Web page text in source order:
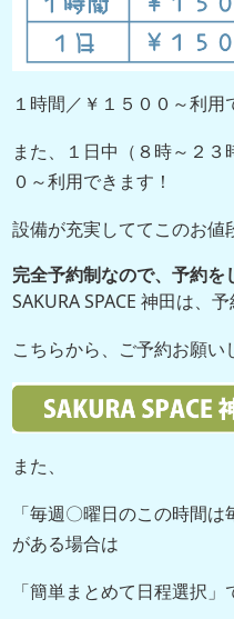
１時間／￥１５００～利用
また、１日中（８時～２
０～利用できます！
設備が充実しててこのお値
完全予約制なので、予約を
SAKURA SPACE 神田は、
こちらから、ご予約お願
また、
「毎週〇曜日のこの時間
がある場合は
「簡単まとめて日程選択